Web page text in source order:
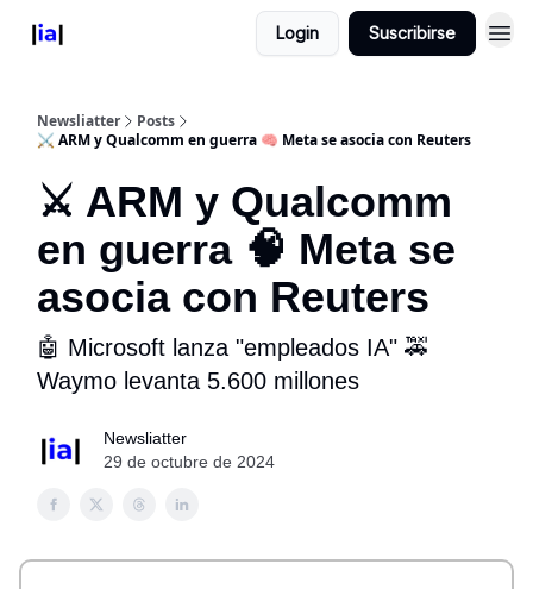
Login Suscribirse
Newsliatter
Posts
⚔️ ARM y Qualcomm en guerra 🧠 Meta se asocia con Reuters
⚔️ ARM y Qualcomm
en guerra 🧠 Meta se
asocia con Reuters
🤖 Microsoft lanza "empleados IA" 🚕
Waymo levanta 5.600 millones
Newsliatter
29 de octubre de 2024